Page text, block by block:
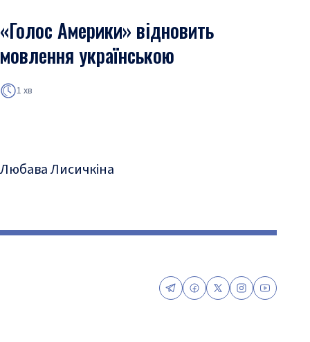
«Голос Америки» відновить
мовлення українською
1 хв
Любава Лисичкіна